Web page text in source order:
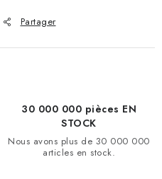
Partager
30 000 000 pièces EN
STOCK
Nous avons plus de 30 000 000
articles en stock.